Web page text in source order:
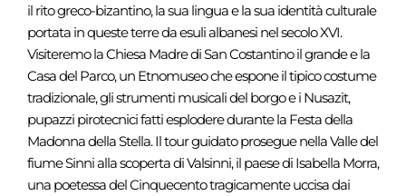
il rito greco-bizantino, la sua lingua e la sua identità culturale
portata in queste terre da esuli albanesi nel secolo XVI.
Visiteremo la Chiesa Madre di San Costantino il grande e la
Casa del Parco, un Etnomuseo che espone il tipico costume
tradizionale, gli strumenti musicali del borgo e i Nusazit,
pupazzi pirotecnici fatti esplodere durante la Festa della
Madonna della Stella. Il tour guidato prosegue nella Valle del
fiume Sinni alla scoperta di Valsinni, il paese di Isabella Morra,
una poetessa del Cinquecento tragicamente uccisa dai